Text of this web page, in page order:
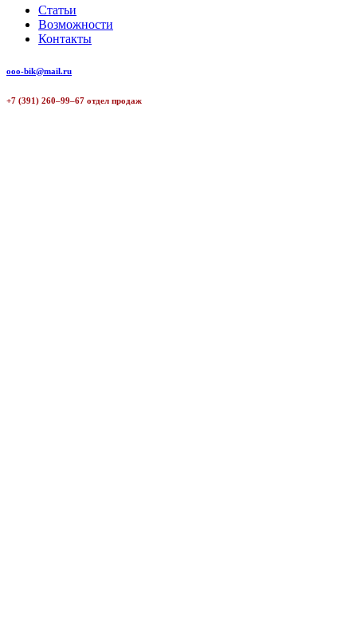
Статьи
Возможности
Контакты
ooo-bik@mail.ru
+7 (391) 260–99–67 отдел продаж